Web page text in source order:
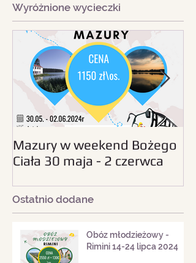
Wyróżnione wycieczki
Mazury w weekend Bożego
Ciała 30 maja - 2 czerwca
Ostatnio dodane
Obóz młodzieżowy -
Rimini 14-24 lipca 2024